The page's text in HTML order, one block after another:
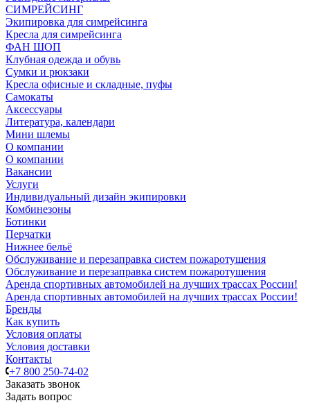
СИМРЕЙСИНГ
Экипировка для симрейсинга
Кресла для симрейсинга
ФАН ШОП
Клубная одежда и обувь
Сумки и рюкзаки
Кресла офисные и складные, пуфы
Самокаты
Аксессуары
Литература, календари
Мини шлемы
О компании
О компании
Вакансии
Услуги
Индивидуальный дизайн экипировки
Комбинезоны
Ботинки
Перчатки
Нижнее бельё
Обслуживание и перезаправка систем пожаротушения
Обслуживание и перезаправка систем пожаротушения
Аренда спортивных автомобилей на лучших трассах России!
Аренда спортивных автомобилей на лучших трассах России!
Бренды
Как купить
Условия оплаты
Условия доставки
Контакты
+7 800 250-74-02
Заказать звонок
Задать вопрос